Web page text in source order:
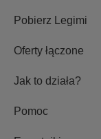
Pobierz Legimi
Oferty łączone
Jak to działa?
Pomoc